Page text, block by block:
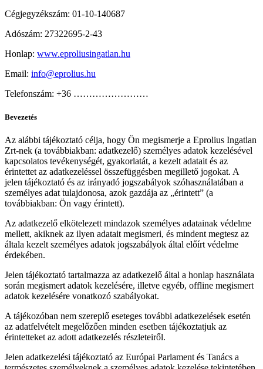
Cégjegyzékszám: 01-10-140687
Adószám: 27322695-2-43
Honlap: www.eproliusingatlan.hu
Email: info@eprolius.hu
Telefonszám: +36 ……………………
Bevezetés
Az alábbi tájékoztató célja, hogy Ön megismerje a Eprolius Ingatlan
Zrt-nek (a továbbiakban: adatkezelő) személyes adatok kezelésével
kapcsolatos tevékenységét, gyakorlatát, a kezelt adatait és az
érintettet az adatkezeléssel összefüggésben megillető jogokat. A
jelen tájékoztató és az irányadó jogszabályok szóhasználatában a
személyes adat tulajdonosa, azok gazdája az „érintett” (a
továbbiakban: Ön vagy érintett).
Az adatkezelő elkötelezett mindazok személyes adatainak védelme
mellett, akiknek az ilyen adatait megismeri, és mindent megtesz az
általa kezelt személyes adatok jogszabályok által előírt védelme
érdekében.
Jelen tájékoztató tartalmazza az adatkezelő által a honlap használata
során megismert adatok kezelésére, illetve egyéb, offline megismert
adatok kezelésére vonatkozó szabályokat.
A tájékozóban nem szereplő eseteges további adatkezelések esetén
az adatfelvételt megelőzően minden esetben tájékoztatjuk az
érintetteket az adott adatkezelés részleteiről.
Jelen adatkezelési tájékoztató az Európai Parlament és Tanács a